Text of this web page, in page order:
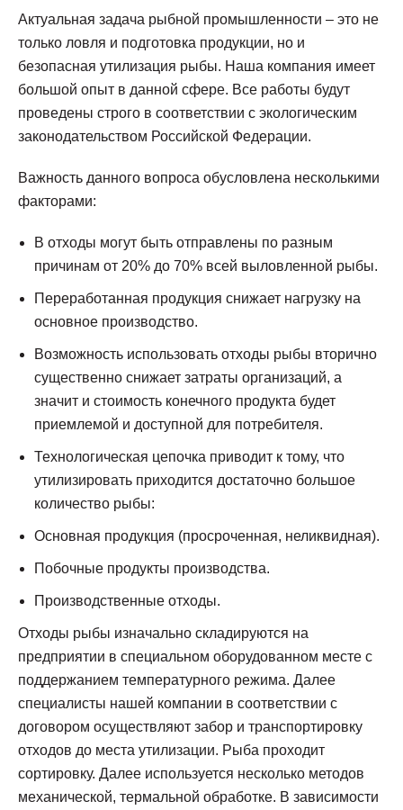
Актуальная задача рыбной промышленности – это не
только ловля и подготовка продукции, но и
безопасная утилизация рыбы. Наша компания имеет
большой опыт в данной сфере. Все работы будут
проведены строго в соответствии с экологическим
законодательством Российской Федерации.
Важность данного вопроса обусловлена несколькими
факторами:
В отходы могут быть отправлены по разным
причинам от 20% до 70% всей выловленной рыбы.
Переработанная продукция снижает нагрузку на
основное производство.
Возможность использовать отходы рыбы вторично
существенно снижает затраты организаций, а
значит и стоимость конечного продукта будет
приемлемой и доступной для потребителя.
Технологическая цепочка приводит к тому, что
утилизировать приходится достаточно большое
количество рыбы:
Основная продукция (просроченная, неликвидная).
Побочные продукты производства.
Производственные отходы.
Отходы рыбы изначально складируются на
предприятии в специальном оборудованном месте с
поддержанием температурного режима. Далее
специалисты нашей компании в соответствии с
договором осуществляют забор и транспортировку
отходов до места утилизации. Рыба проходит
сортировку. Далее используется несколько методов
механической, термальной обработке. В зависимости